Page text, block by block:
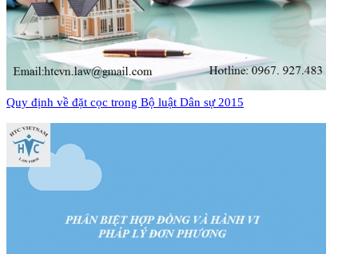
Quy định về đặt cọc trong Bộ luật Dân sự 2015